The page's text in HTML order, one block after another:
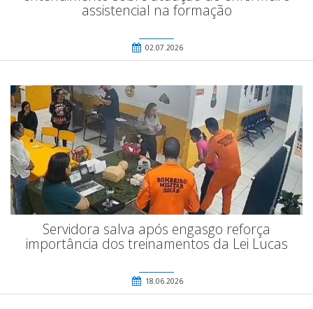
assistencial na formação
02.07.2026
Servidora salva após engasgo reforça
importância dos treinamentos da Lei Lucas
18.06.2026